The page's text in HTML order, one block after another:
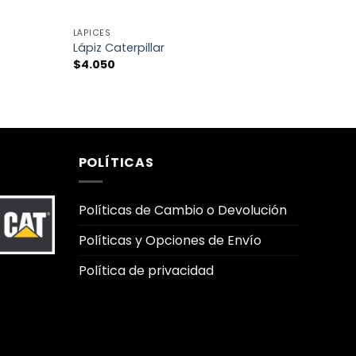
LÁPICES
Lápiz Caterpillar
$4.050
POLÍTICAS
Políticas de Cambio o Devolución
Políticas y Opciones de Envío
Política de privacidad